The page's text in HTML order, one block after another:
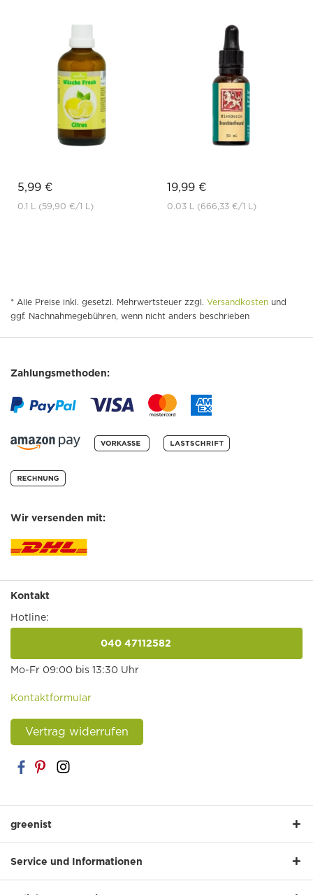
5,99 €
0.1 L (59,90 €/1 L)
19,99 €
0.03 L (666,33 €/1 L)
* Alle Preise inkl. gesetzl. Mehrwertsteuer zzgl. Versandkosten und
ggf. Nachnahmegebühren, wenn nicht anders beschrieben
Zahlungsmethoden:
Wir versenden mit:
Kontakt
Hotline:
040 47112582
Mo-Fr 09:00 bis 13:30 Uhr
Kontaktformular
Vertrag widerrufen
greenist
Service und Informationen